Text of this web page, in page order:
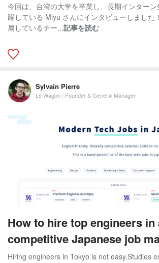
今回は、台湾の大学を卒業し、長期インター
躍している Miyu さんにインタビューしました
属しているチー...記事を読む
Sylvain Pierre
Le Wagon / Founder & General Manager
How to hire top engineers in
competitive Japanese job
Hiring engineers in Tokyo is not easy.Studies